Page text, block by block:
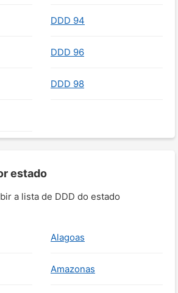
DDD 94
DDD 96
DDD 98
estado
a lista de DDD do estado
Alagoas
Amazonas